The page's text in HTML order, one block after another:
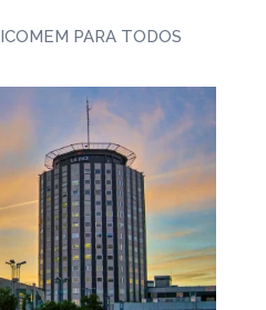
ICOMEM PARA TODOS